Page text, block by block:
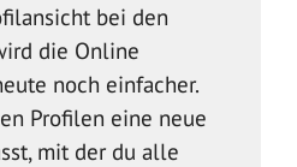
bei den
die Online
noch einfacher.
Profilen eine neue
mit der du alle